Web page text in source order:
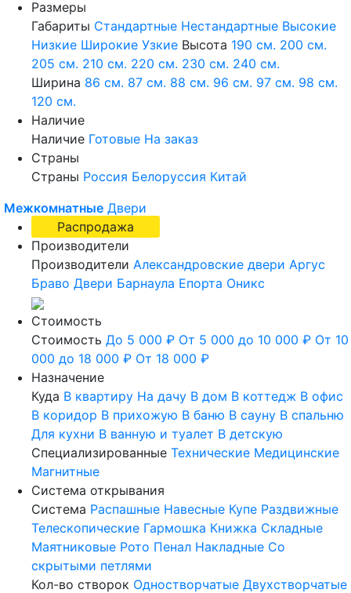
Размеры
Габариты Стандартные Нестандартные Высокие
Низкие Широкие Узкие Высота 190 см. 200 см.
205 см. 210 см. 220 см. 230 см. 240 см.
Ширина 86 см. 87 см. 88 см. 96 см. 97 см. 98 см.
120 см.
Наличие
Наличие Готовые На заказ
Страны
Страны Россия Белоруссия Китай
Межкомнатные Двери
Распродажа
Производители
Производители Александровские двери Аргус
Браво Двери Барнаула Епорта Оникс
Стоимость
Стоимость До 5 000 ₽ От 5 000 до 10 000 ₽ От 10
000 до 18 000 ₽ От 18 000 ₽
Назначение
Куда В квартиру На дачу В дом В коттедж В офис
В коридор В прихожую В баню В сауну В спальню
Для кухни В ванную и туалет В детскую
Специализированные Технические Медицинские
Магнитные
Система открывания
Система Распашные Навесные Купе Раздвижные
Телескопические Гармошка Книжка Складные
Маятниковые Рото Пенал Накладные Со
скрытыми петлями
Кол-во створок Одностворчатые Двухстворчатые